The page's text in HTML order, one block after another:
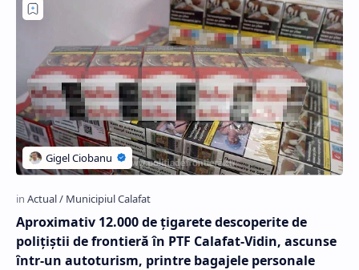
Aproximativ 12.000 de țigarete descoperite de
poliţiştii de frontieră în PTF Calafat-Vidin, ascunse
într-un autoturism, printre bagajele personale